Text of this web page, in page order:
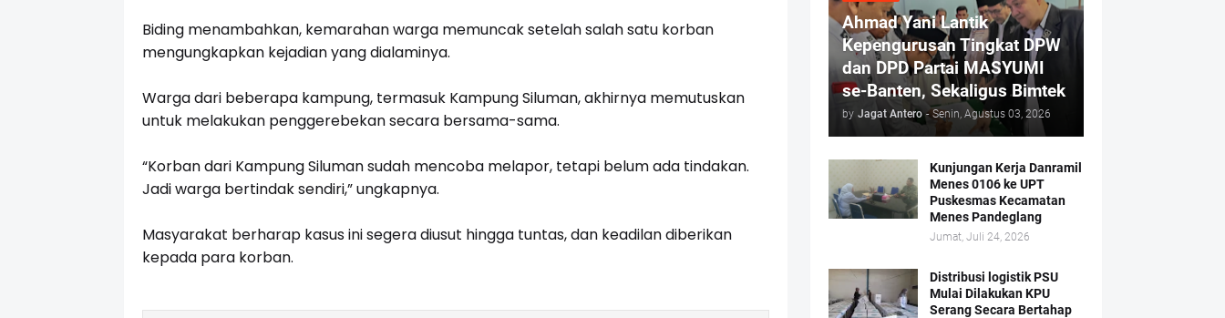
Biding menambahkan, kemarahan warga memuncak setelah salah satu korban
mengungkapkan kejadian yang dialaminya.
Warga dari beberapa kampung, termasuk Kampung Siluman, akhirnya memutuskan
untuk melakukan penggerebekan secara bersama-sama.
“Korban dari Kampung Siluman sudah mencoba melapor, tetapi belum ada tindakan.
Jadi warga bertindak sendiri,” ungkapnya.
Masyarakat berharap kasus ini segera diusut hingga tuntas, dan keadilan diberikan
kepada para korban.
Ahmad Yani Lantik
Kepengurusan Tingkat DPW
dan DPD Partai MASYUMI
se-Banten, Sekaligus Bimtek
by Jagat Antero - Senin, Agustus 03, 2026
Kunjungan Kerja Danramil
Menes 0106 ke UPT
Puskesmas Kecamatan
Menes Pandeglang
Jumat, Juli 24, 2026
Distribusi logistik PSU
Mulai Dilakukan KPU
Serang Secara Bertahap